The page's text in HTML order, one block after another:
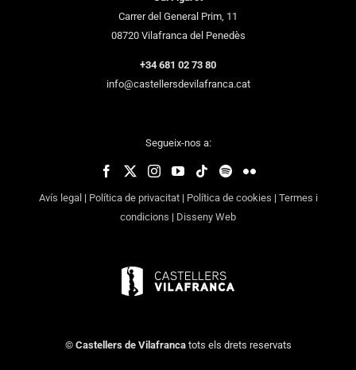
Carrer del General Prim, 11
08720 Vilafranca del Penedès
+34 681 02 73 80
info@castellersdevilafranca.cat
Segueix-nos a:
Avís legal| Política de privacitat| Política de cookies | Termes i
condicions | Disseny Web
© Castellers de Vilafrancatots els drets reservats